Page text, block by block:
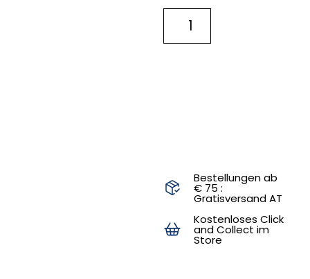
Bestellungen ab
€ 75 :
Gratisversand AT
Kostenloses Click
and Collect im
Store